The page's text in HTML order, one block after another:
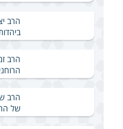
הרב
הרב
הרב
של